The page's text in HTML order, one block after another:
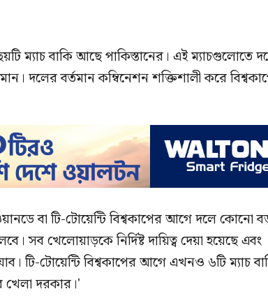
ম্যাচ বাকি আছে পাকিস্তানের। এই ম্যাচগুলোতে
দলের বর্তমান কম্বিনেশন শক্তিশালী করে
বা টি-টোয়েন্টি বিশ্বকাপের আগে দলে কোনো
সব খেলোয়াড়কে নির্দিষ্ট দায়িত্ব দেয়া হয়েছে এবং
টি-টোয়েন্টি বিশ্বকাপের আগে এখনও ৬টি ম্যাচ
খেলা দরকার।'